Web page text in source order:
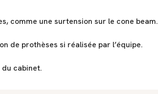
comme une surtension sur le cone beam.
de prothèses si réalisée par l’équipe.
cabinet.